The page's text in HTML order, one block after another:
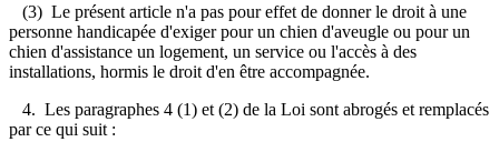
(3) Le présent article n'a pas pour effet de donner le droit à une
personne handicapée d'exiger pour un chien d'aveugle ou pour un
chien d'assistance un logement, un service ou l'accès à des
installations, hormis le droit d'en être accompagnée.
4. Les paragraphes 4 (1) et (2) de la Loi sont abrogés et remplacés
par ce qui suit :